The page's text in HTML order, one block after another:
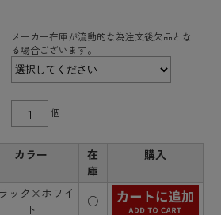
メーカー在庫が流動的な為注文後欠品とな
る場合ございます。
個
カラー
在
庫
購入
ック×ホワイ
ト
○